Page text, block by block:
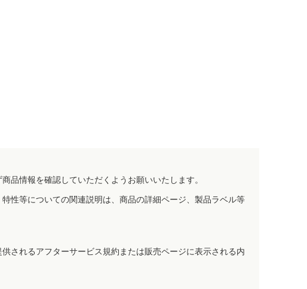
品情報を確認していただくようお願いいたします。
性等についての関連説明は、商品の詳細ページ、製品ラベル等
されるアフターサービス規約または販売ページに表示される内